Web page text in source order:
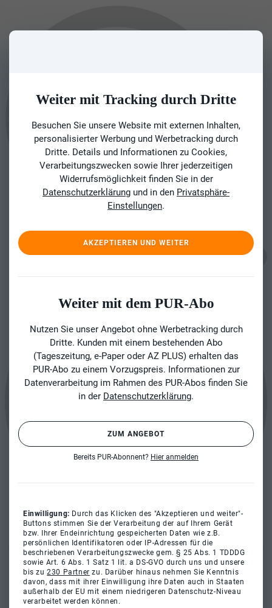
Weiter mit Tracking durch Dritte
Besuchen Sie unsere Website mit externen Inhalten,
personalisierter Werbung und Werbetracking durch
Dritte. Details und Informationen zu Cookies,
Verarbeitungszwecken sowie Ihrer jederzeitigen
Widerrufsmöglichkeit finden Sie in der
Datenschutzerklärung und in den Privatsphäre-
Einstellungen.
AKZEPTIEREN UND WEITER
Weiter mit dem PUR-Abo
Nutzen Sie unser Angebot ohne Werbetracking durch
Dritte. Kunden mit einem bestehenden Abo
(Tageszeitung, e-Paper oder AZ PLUS) erhalten das
PUR-Abo zu einem Vorzugspreis. Informationen zur
Datenverarbeitung im Rahmen des PUR-Abos finden Sie
in der Datenschutzerklärung.
ZUM ANGEBOT
Bereits PUR-Abonnent? Hier anmelden
Einwilligung: Durch das Klicken des "Akzeptieren und weiter"-
Buttons stimmen Sie der Verarbeitung der auf Ihrem Gerät
bzw. Ihrer Endeinrichtung gespeicherten Daten wie z.B.
persönlichen Identifikatoren oder IP-Adressen für die
beschriebenen Verarbeitungszwecke gem. § 25 Abs. 1 TDDDG
sowie Art. 6 Abs. 1 Satz 1 lit. a DS-GVO durch uns und unsere
bis zu230 Partner zu. Darüber hinaus nehmen Sie Kenntnis
davon, dass mit ihrer Einwilligung ihre Daten auch in Staaten
außerhalb der EU mit einem niedrigeren Datenschutz-Niveau
verarbeitet werden können.